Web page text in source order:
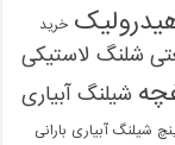
خرید
شلنگ لاستیکی
شیلنگ آبیاری